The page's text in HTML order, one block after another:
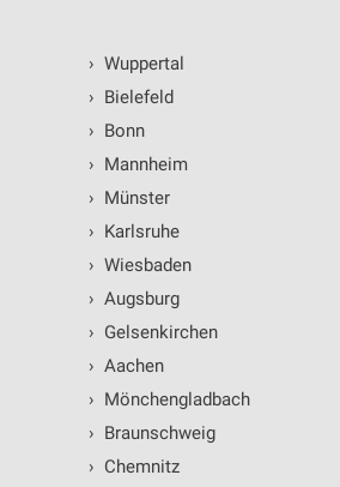
› Wuppertal
› Bielefeld
› Bonn
› Mannheim
› Münster
› Karlsruhe
› Wiesbaden
› Augsburg
› Gelsenkirchen
› Aachen
› Mönchengladbach
› Braunschweig
› Chemnitz